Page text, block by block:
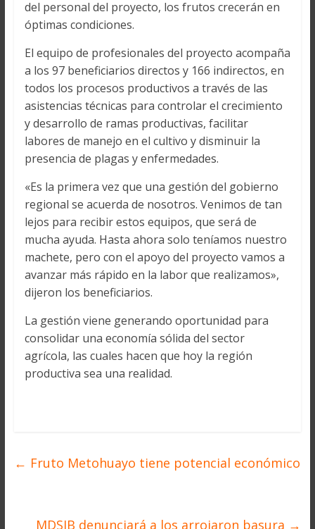
del personal del proyecto, los frutos crecerán en
óptimas condiciones.
El equipo de profesionales del proyecto acompaña
a los 97 beneficiarios directos y 166 indirectos, en
todos los procesos productivos a través de las
asistencias técnicas para controlar el crecimiento
y desarrollo de ramas productivas, facilitar
labores de manejo en el cultivo y disminuir la
presencia de plagas y enfermedades.
«Es la primera vez que una gestión del gobierno
regional se acuerda de nosotros. Venimos de tan
lejos para recibir estos equipos, que será de
mucha ayuda. Hasta ahora solo teníamos nuestro
machete, pero con el apoyo del proyecto vamos a
avanzar más rápido en la labor que realizamos»,
dijeron los beneficiarios.
La gestión viene generando oportunidad para
consolidar una economía sólida del sector
agrícola, las cuales hacen que hoy la región
productiva sea una realidad.
← Fruto Metohuayo tiene potencial económico
MDSJB denunciará a los arrojaron basura →